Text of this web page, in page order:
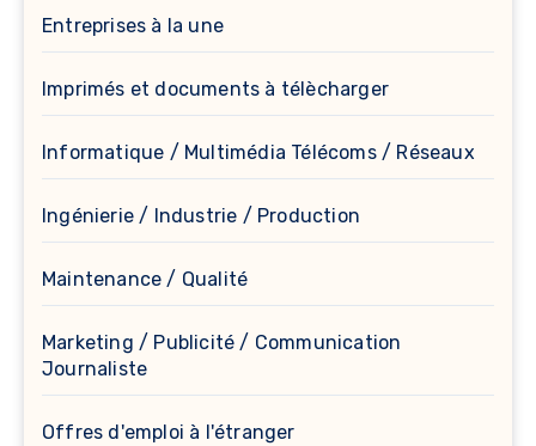
Entreprises à la une
Imprimés et documents à télècharger
Informatique / Multimédia Télécoms / Réseaux
Ingénierie / Industrie / Production
Maintenance / Qualité
Marketing / Publicité / Communication
Journaliste
Offres d'emploi à l'étranger